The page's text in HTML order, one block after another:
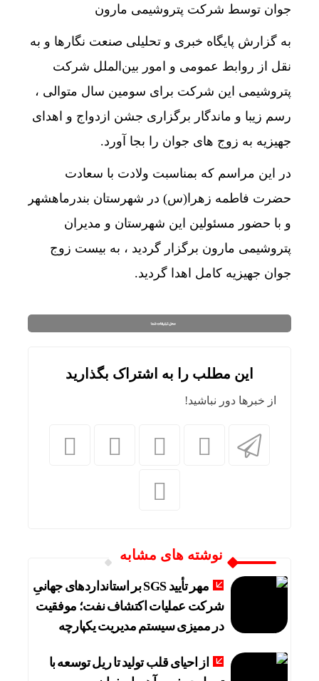
جوان توسط شرکت پتروشیمی مارون
به گزارش پایگاه خبری و تحلیلی صنعت نگارها و به
نقل از روابط عمومی و امور بین‌الملل شرکت
پتروشیمی این شرکت برای سومین سال متوالی ،
رسم زیبا و ماندگار برگزاری جشن ازدواج و اهدای
جهیزیه به زوج های جوان را بجا آورد.
در این مراسم که بمناسبت ولادت با سعادت
حضرت فاطمه زهرا(س) در شهرستان بندرماهشهر
و با حضور مسئولین این شهرستان و مدیران
پتروشیمی مارون برگزار گردید ، به بیست زوج
جوان جهیزیه کامل اهدا گردید.
این مطلب را به اشتراک بگذارید
از خبرها دور نباشید!
نوشته های مشابه
مهر تأیید SGS بر استانداردهای جهانیِ
شرکت عملیات اکتشاف نفت؛ موفقیت
در ممیزی سیستم مدیریت یکپارچه
از احیای قلب تولید تا ریل توسعه با